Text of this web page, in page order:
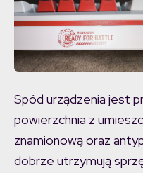
Spód urządzenia jest
powierzchnia z
znamionową oraz
dobrze utrzymują